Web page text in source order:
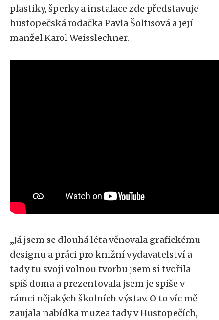
plastiky, šperky a instalace zde představuje
hustopečská rodačka Pavla Šoltisová a její
manžel Karol Weisslechner.
„Já jsem se dlouhá léta věnovala grafickému
designu a práci pro knižní vydavatelství a
tady tu svoji volnou tvorbu jsem si tvořila
spíš doma a prezentovala jsem je spíše v
rámci nějakých školních výstav. O to víc mě
zaujala nabídka muzea tady v Hustopečích,